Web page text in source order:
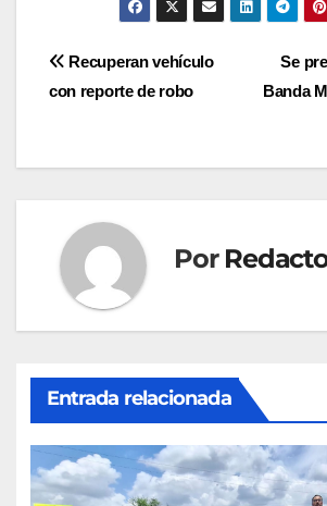
Navegación
entradas
Se
Banda
Recuperan vehículo
con reporte de robo
Por
Entrada relacionada